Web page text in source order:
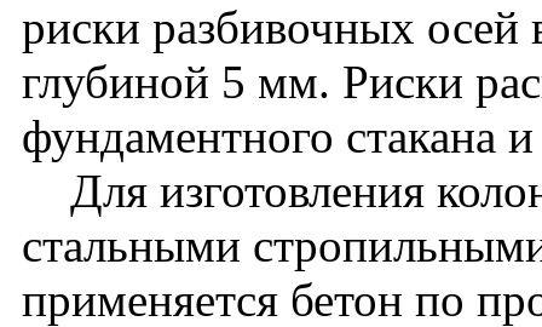
риски разбивочных осей
глубиной 5 мм. Риски
фундаментного стакана
Для изготовления
стальными
применяется бетон по